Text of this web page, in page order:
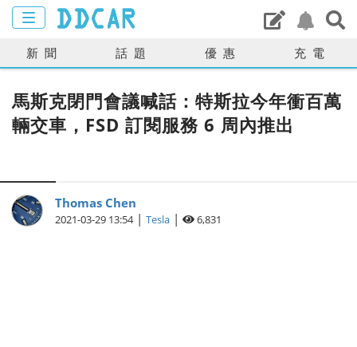
新聞 話題 優惠 充電
馬斯克閉門會議喊話：特斯拉今年衝百萬
輛交車，FSD 訂閱服務 6 周內推出
Thomas Chen
2021-03-29 13:54 | Tesla | 6,831